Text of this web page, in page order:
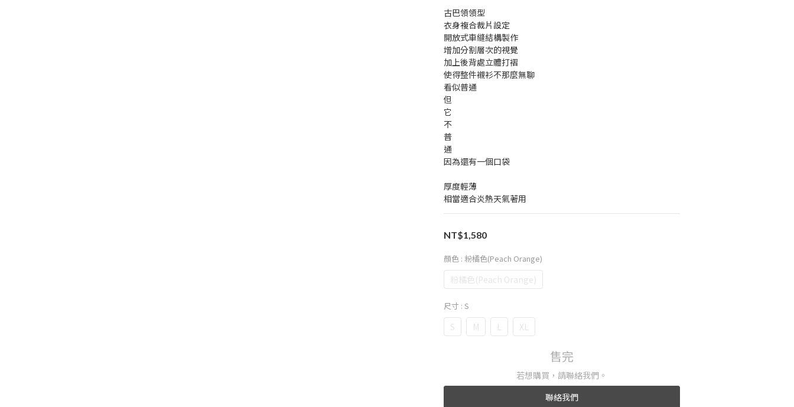
古巴領領型
衣身複合裁片設定
開放式車縫結構製作
增加分割層次的視覺
加上後背處立體打褶
使得整件襯衫不那麼無聊
看似普通
但
它
不
普
通
因為還有一個口袋
厚度輕薄
相當適合炎熱天氣著用
NT$1,580
顏色 : 粉橘色(Peach Orange)
粉橘色(Peach Orange)
尺寸 : S
S M L XL
售完
若想購買，請聯絡我們。
聯絡我們